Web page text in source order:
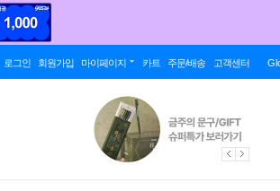
로그인 회원가입 마이페이지 카트 주문/배송 고객센터